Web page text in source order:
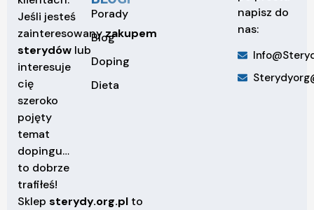
Jeśli jesteś
zainteresowanyzakupem
sterydów lub
interesuje
cię
szeroko
pojęty
temat
dopingu…
to dobrze
trafiłeś!
Sklep sterydy.org.pl to
Porady
Blog
Doping
Dieta
napisz do
nas: